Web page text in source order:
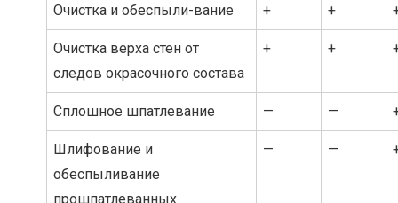
Очистка и обеспыли-вание + +
Очистка верха стен от
следов окрасочного состава
+ +
Сплошное шпатлевание — —
Шлифование и
обеспыливание
прошпатлеванных
— —